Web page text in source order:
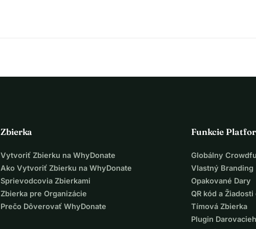
Zbierka
Vytvoriť Zbierku na WhyDonate
Ako Vytvoriť Zbierku na WhyDonate
Sprievodcovia Zbierkami
Zbierka pre Organizácie
Prečo Dôverovať WhyDonate
Funkcie
Globálny
Vlastný Branding
Opakované Dary
QR kód a Žiadosti
Tímová Zbierka
Plugin